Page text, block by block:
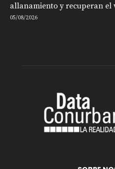
allanamiento y recuperan el
05/08/2026